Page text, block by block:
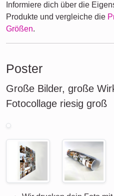
Informiere dich über die
Produkte und vergleiche die
Größen.
Poster
Große Bilder, große
Fotocollage riesig groß